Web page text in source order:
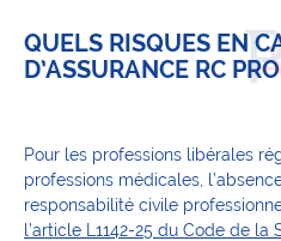
QUELS RISQUES EN
D’ASSURANCE RC
Pour les professions libérales
professions médicales,
responsabilité civile
l’article L1142-25 du Code de la